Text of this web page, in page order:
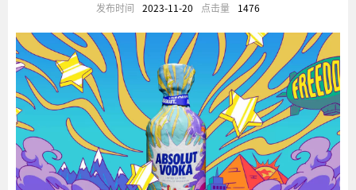
发布时间 2023-11-20 点击量 1476